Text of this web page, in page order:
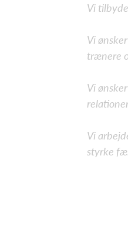
Vi
Vi
trænere
Vi
Vi
styrke